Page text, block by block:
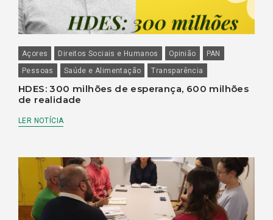
Açores Direitos Sociais e Humanos Opinião
PAN
Pessoas
Saúde e Alimentação Transparência
HDES: 300 milhões de esperança, 600 milhões
de realidade
LER NOTÍCIA